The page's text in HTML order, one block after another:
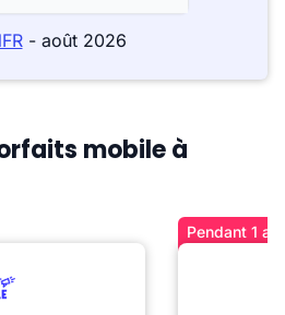
- août 2026
mobile à
Pendant 1